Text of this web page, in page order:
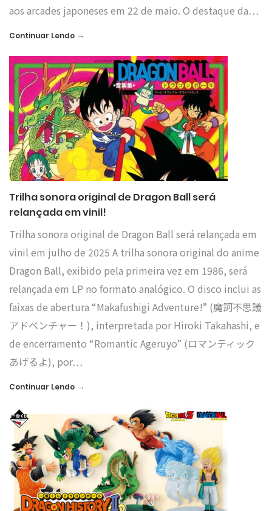
aos arcades japoneses em 22 de maio. O destaque da…
Continuar Lendo →
Trilha sonora original de Dragon Ball será
relançada em vinil!
Trilha sonora original de Dragon Ball será relançada em
vinil em julho de 2025 A trilha sonora original do anime
Dragon Ball, exibido pela primeira vez em 1986, será
relançada em LP no formato analógico. O disco inclui as
faixas de abertura “Makafushigi Adventure!” (魔訶不思議
アドベンチャー！), interpretada por Hiroki Takahashi, e
de encerramento “Romantic Ageruyo” (ロマンティック
あげるよ), por…
Continuar Lendo →